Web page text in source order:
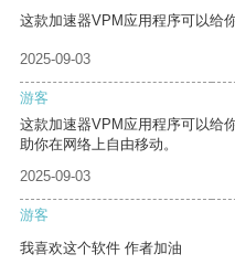
这款加速器VPM应用程序可以给
2025-09-03
游客
这款加速器VPM应用程序可以给
助你在网络上自由移动。
2025-09-03
游客
我喜欢这个软件 作者加油